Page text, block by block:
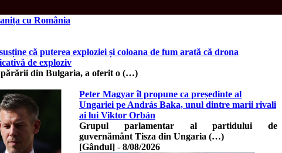
cu România
că puterea exploziei și coloana de fum arată că drona
de exploziv
din Bulgaria, a oferit o (…)
Peter Magyar îl propune ca președinte al
Ungariei pe András Baka, unul dintre marii rivali
ai lui Viktor Orbán
Grupul parlamentar al partidului de
guvernământ Tisza din Ungaria (…)
[Gândul] - 8/08/2026